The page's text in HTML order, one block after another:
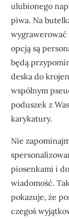
ulubionego
piwa. Na
wygrawerować
opcją są
będą
deska do
wspólnym
poduszek z
karykatury.
Nie
piosenkami i
wiadomość.
pokazuje, że
czegoś